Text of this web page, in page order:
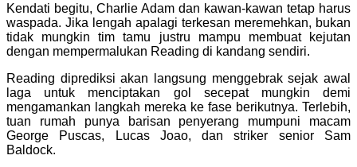
Kendati begitu, Charlie Adam dan kawan-kawan tetap harus
waspada. Jika lengah apalagi terkesan meremehkan, bukan
tidak mungkin tim tamu justru mampu membuat kejutan
dengan mempermalukan Reading di kandang sendiri.
Reading diprediksi akan langsung menggebrak sejak awal
laga untuk menciptakan gol secepat mungkin demi
mengamankan langkah mereka ke fase berikutnya. Terlebih,
tuan rumah punya barisan penyerang mumpuni macam
George Puscas, Lucas Joao, dan striker senior Sam
Baldock.